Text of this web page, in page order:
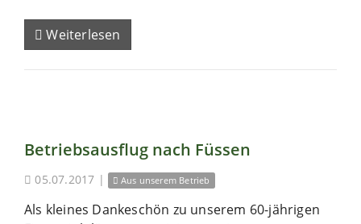
Weiterlesen
Betriebsausflug nach Füssen
05.07.2017 | Aus unserem Betrieb
Als kleines Dankeschön zu unserem 60-jährigen